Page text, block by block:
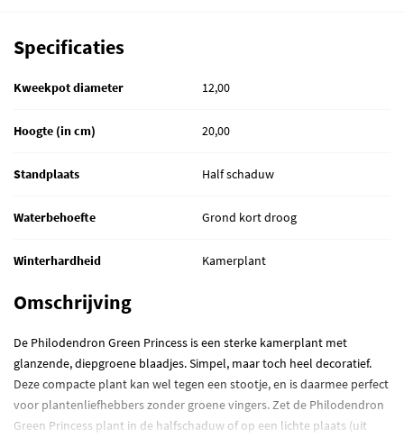
Omschrijving
De Philodendron Green Princess is een sterke kamerplant met
glanzende, diepgroene blaadjes. Simpel, maar toch heel decoratief.
Deze compacte plant kan wel tegen een stootje, en is daarmee perfect
voor plantenliefhebbers zonder groene vingers. Zet de Philodendron
Green Princess plant in de halfschaduw of op een lichte plaats (uit
Specificaties
Kweekpot diameter 12,00
Hoogte (in cm) 20,00
Standplaats Half schaduw
Waterbehoefte Grond kort droog
Winterhardheid Kamerplant